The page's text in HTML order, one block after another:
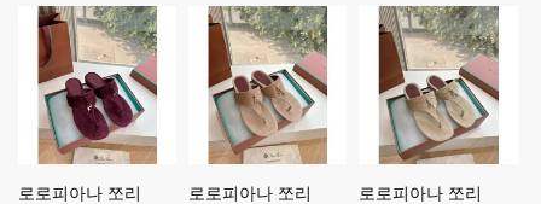
로로피아나 쪼리 로로피아나 쪼리 로로피아나 쪼리